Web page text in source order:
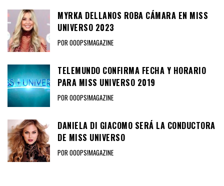
MYRKA DELLANOS ROBA CÁMARA EN MISS
UNIVERSO 2023
POR OOOPS!MAGAZINE
TELEMUNDO CONFIRMA FECHA Y HORARIO
PARA MISS UNIVERSO 2019
POR OOOPS!MAGAZINE
DANIELA DI GIACOMO SERÁ LA CONDUCTORA
DE MISS UNIVERSO
POR OOOPS!MAGAZINE